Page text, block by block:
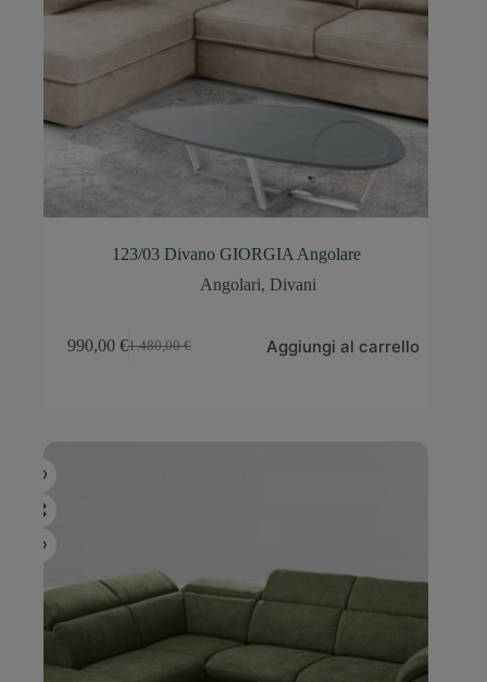
123/03 Divano GIORGIA Angolare
Angolari, Divani
1.480,00€
990,00 € Aggiungi al carrello